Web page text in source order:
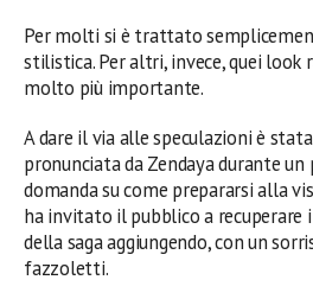
Per molti si è trattato
stilistica. Per altri, invece, quei look
molto più importante.
A dare il via alle speculazioni è
pronunciata da Zendaya durante
domanda su come prepararsi alla
ha invitato il pubblico a recuperare
della saga aggiungendo, con un
fazzoletti.